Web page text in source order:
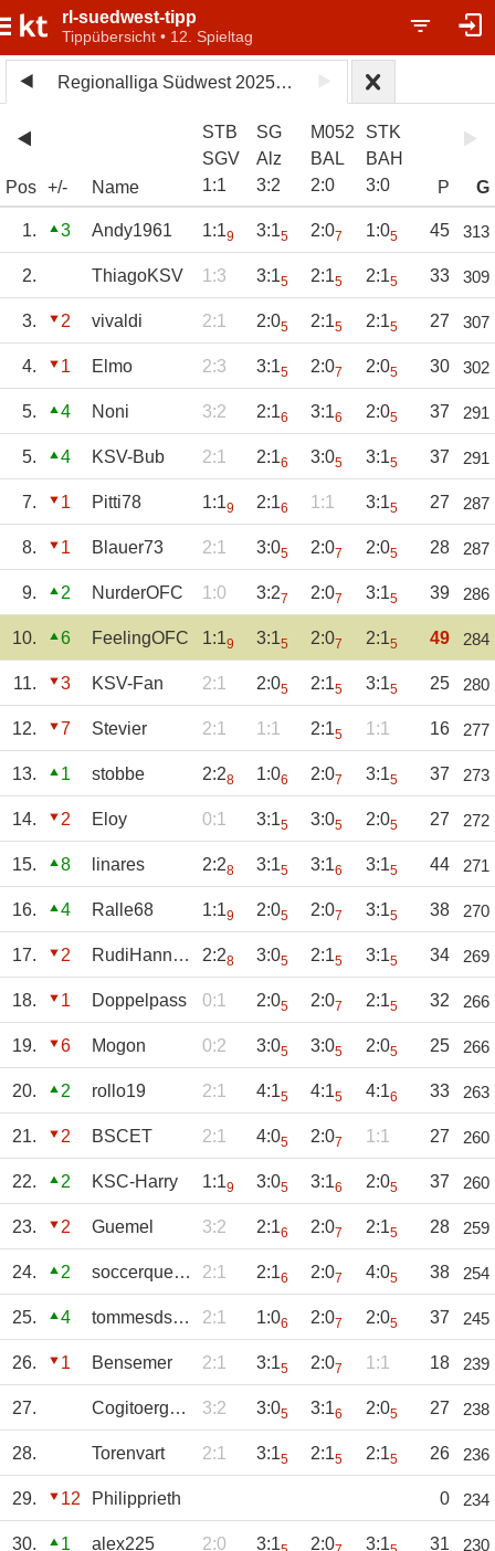
rl-suedwest-tipp
Tippübersicht • 12. Spieltag
Regionalliga Südwest 2025/26
Pos +/- Name
STB
SGV
1:1
SG
Alz
3:2
M052
BAL
2:0
STK
BAH
3:0 P G
1. 3 Andy1961 1:19 3:15 2:07 1:05 45 313
2. ThiagoKSV 1:3 3:15 2:15 2:15 33 309
3. 2 vivaldi 2:1 2:05 2:15 2:15 27 307
4. 1 Elmo 2:3 3:15 2:07 2:05 30 302
5. 4 Noni 3:2 2:16 3:16 2:05 37 291
5. 4 KSV-Bub 2:1 2:16 3:05 3:15 37 291
7. 1 Pitti78 1:19 2:16 1:1 3:15 27 287
8. 1 Blauer73 2:1 3:05 2:07 2:05 28 287
9. 2 NurderOFC 1:0 3:27 2:07 3:15 39 286
10. 6 FeelingOFC 1:19 3:15 2:07 2:15 49 284
11. 3 KSV-Fan 2:1 2:05 2:15 3:15 25 280
12. 7 Stevier 2:1 1:1 2:15 1:1 16 277
13. 1 stobbe 2:28 1:06 2:07 3:15 37 273
14. 2 Eloy 0:1 3:15 3:05 2:05 27 272
15. 8 linares 2:28 3:15 3:16 3:15 44 271
16. 4 Ralle68 1:19 2:05 2:07 3:15 38 270
17. 2 RudiHannakampf 2:28 3:05 2:15 3:15 34 269
18. 1 Doppelpass 0:1 2:05 2:07 2:15 32 266
19. 6 Mogon 0:2 3:05 3:05 2:05 25 266
20. 2 rollo19 2:1 4:15 4:15 4:16 33 263
21. 2 BSCET 2:1 4:05 2:07 1:1 27 260
22. 2 KSC-Harry 1:19 3:05 3:16 2:05 37 260
23. 2 Guemel 3:2 2:16 2:07 2:15 28 259
24. 2 soccerqueen 2:1 2:16 2:07 4:05 38 254
25. 4 tommesdschie 2:1 1:06 2:07 2:05 37 245
26. 1 Bensemer 2:1 3:15 2:07 1:1 18 239
27. Cogitoergosum 3:2 3:05 3:16 2:05 27 238
28. Torenvart 2:1 3:15 2:15 2:15 26 236
29. 12 Philipprieth 0 234
30. 1 alex225 2:0 3:1 2:0 3:1 31 230